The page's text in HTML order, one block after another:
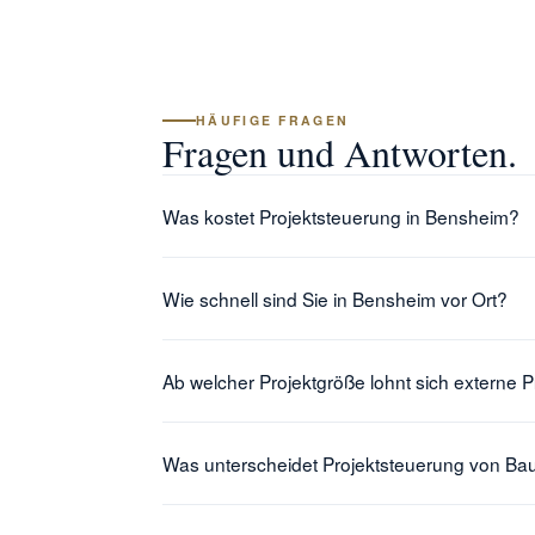
HÄUFIGE FRAGEN
Fragen und Antworten.
Was kostet Projektsteuerung in Bensheim?
Bauvolumens. Bei kleineren Vorhaben kann ein
Wie schnell sind Sie in Bensheim vor Ort?
Reaktionszeiten, persönliche Verfügbarkeit und
Ab welcher Projektgröße lohnt sich externe
sinnvoll. Bei komplexeren Vorhaben oder
Was unterscheidet Projektsteuerung von